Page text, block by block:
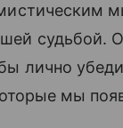
судьбой.
лично
мы